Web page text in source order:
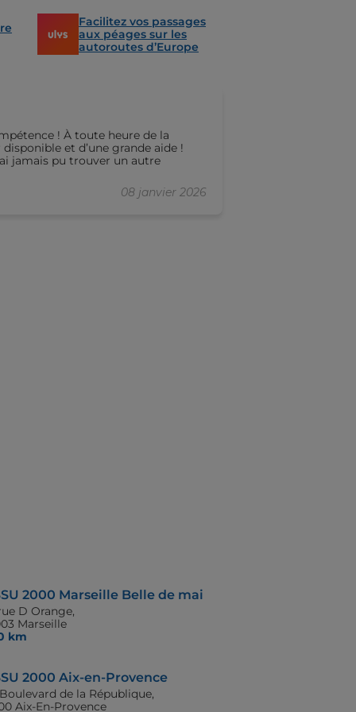
Facilitez vos passages
aux péages sur les
autoroutes d’Europe
08 janvier 2026
! À toute heure de la
et d’une grande aide !
jamais pu trouver un autre
2000 Marseille Belle de mai
D Orange,
Marseille
km
2000 Aix-en-Provence
de la République,
Aix-En-Provence